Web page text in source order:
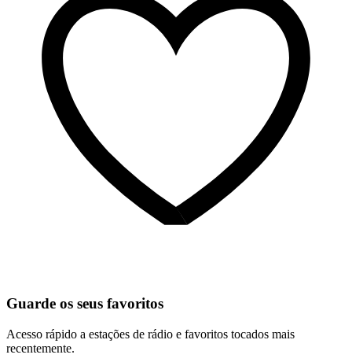
Guarde os seus favoritos
Acesso rápido a estações de rádio e favoritos tocados mais
recentemente.